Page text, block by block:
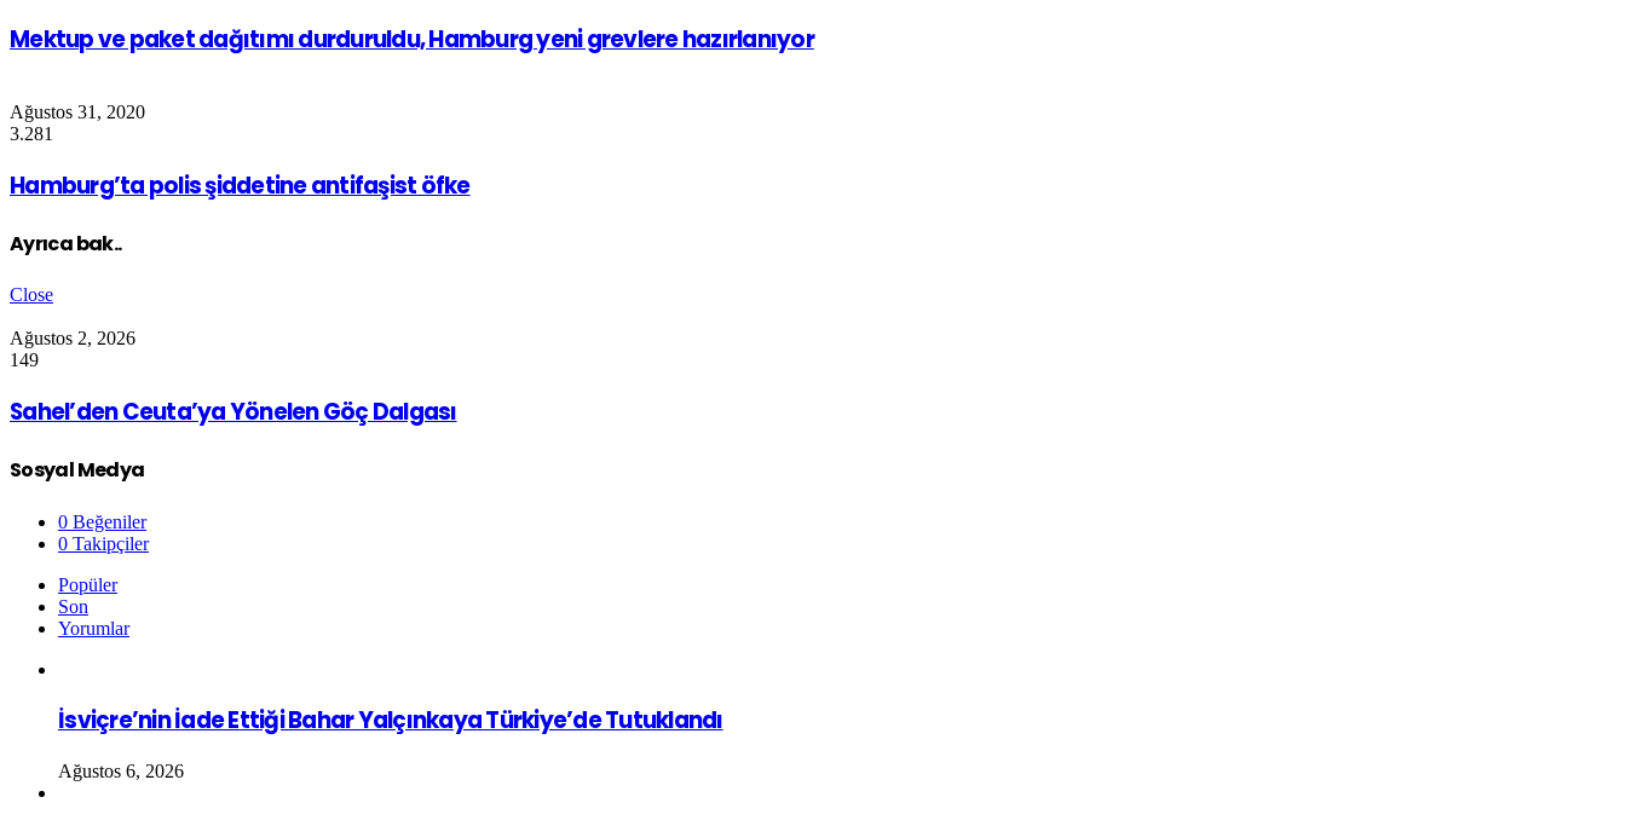
Mektup ve paket dağıtımı durduruldu, Hamburg yeni grevlere hazırlanıyor
Ağustos 31, 2020
3.281
Hamburg’ta polis şiddetine antifaşist öfke
Ayrıca bak..
Close
Ağustos 2, 2026
149
Sahel’den Ceuta’ya Yönelen Göç Dalgası
Sosyal Medya
0 Beğeniler
0 Takipçiler
Popüler
Son
Yorumlar
İsviçre’nin İade Ettiği Bahar Yalçınkaya Türkiye’de Tutuklandı
Ağustos 6, 2026